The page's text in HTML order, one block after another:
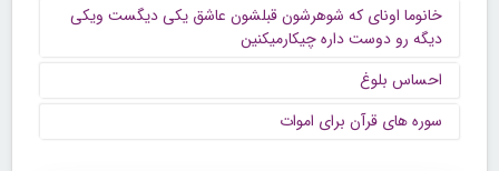
خانوما اونای که شوهرشون قبلشون عاشق یکی دیگست ویکی
دیگه رو دوست داره چیکارمیکنین
احساس بلوغ
سوره های قرآن برای اموات